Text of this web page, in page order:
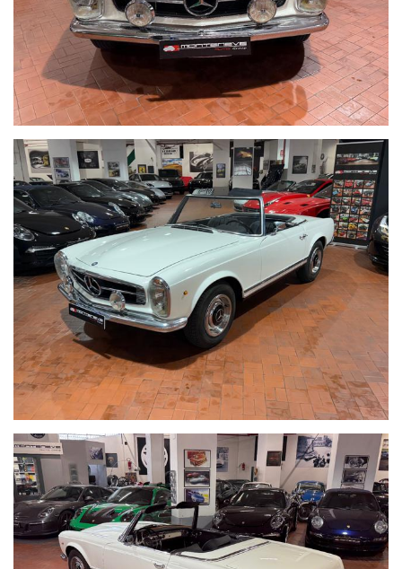
We speak english-Wir sprechen deutsch
Seguici su Facebook diventa fan:
https://www.facebook.com/Montenevesupercar&vintage
https://www.facebook.com/Montenevegroup
_____VUOI VENDERE LA TUA AUTO_____
ACQUISTIAMO LA VOSTRA AUTO PAGAMENTO IMMEDIATO
TRAMITE BONIFICO BANCARIO DOPO VISIONE E PROVA
_____CONTO VENDITA ED ASSISTENZA ALLA VENDITA_____
SE VOLETE VENDERE LA VOSTRA AUTO SENZA DOVERVI
OCCUPARE DI TRATTATIVE E PAGAMENTI POSSIAMO
OCCUPARCENE NOI, METTIAMO A DISPOSIZIONE LA NOSTRA
SERIETA' E COMPETENZA,CUSTODIAMO LA VOSTRA VETTURA
NEL NOSTRO SHOWROOM,VALUTIAMO LE OFFERTE
PERVENUTECI E VI INFORMIAMO IN TEMPO REALE CERCANDO
SEMPRE DI TENERE CONTO DELLE VOSTRE ESIGENZE